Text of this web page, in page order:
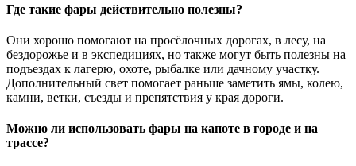
Где такие фары действительно полезны?
Они хорошо помогают на просёлочных дорогах, в лесу, на
бездорожье и в экспедициях, но также могут быть полезны на
подъездах к лагерю, охоте, рыбалке или дачному участку.
Дополнительный свет помогает раньше заметить ямы, колею,
камни, ветки, съезды и препятствия у края дороги.
Можно ли использовать фары на капоте в городе и на
трассе?